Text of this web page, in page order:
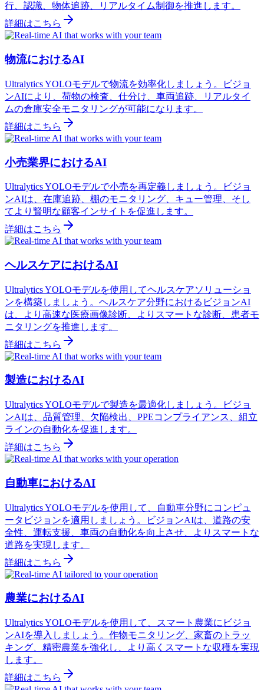
行、認識、物体追跡、リアルタイム制御を推進します。
詳細はこちら
物流におけるAI
Ultralytics YOLOモデルで物流を効率化しましょう。ビジョ
ンAIにより、荷物の検査、仕分け、車両追跡、リアルタイ
ムの倉庫安全モニタリングが可能になります。
詳細はこちら
小売業界におけるAI
Ultralytics YOLOモデルで小売を再定義しましょう。ビジョ
ンAIは、在庫追跡、棚のモニタリング、キュー管理、そし
てより賢明な顧客インサイトを促進します。
詳細はこちら
ヘルスケアにおけるAI
Ultralytics YOLOモデルを使用してヘルスケアソリューショ
ンを構築しましょう。ヘルスケア分野におけるビジョンAI
は、より高速な医療画像診断、よりスマートな診断、患者モ
ニタリングを推進します。
詳細はこちら
製造におけるAI
Ultralytics YOLOモデルで製造を最適化しましょう。ビジョ
ンAIは、品質管理、欠陥検出、PPEコンプライアンス、組立
ラインの自動化を促進します。
詳細はこちら
自動車におけるAI
Ultralytics YOLOモデルを使用して、自動車分野にコンピュ
ータビジョンを適用しましょう。ビジョンAIは、道路の安
全性、運転支援、車両の自動化を向上させ、よりスマートな
道路を実現します。
詳細はこちら
農業におけるAI
Ultralytics YOLOモデルを使用して、スマート農業にビジョ
ンAIを導入しましょう。作物モニタリング、家畜のトラッ
キング、精密農業を強化し、より高くスマートな収穫を実現
します。
詳細はこちら